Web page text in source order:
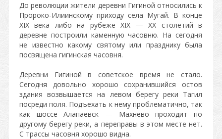
До революции жители деревни Гигиной относились к
Пророко-Илиинскому приходу села Мугай. В конце
XIX века либо на рубеже XIX — XX столетий в
деревне построили каменную часовню. На сегодня
не известно какому святому или празднику была
посвящена гигинская часовня.
Деревни Гигиной в советское время не стало.
Сегодня довольно хорошо сохранившийся остов
здания возвышается на левом берегу реки Тагил
посреди поля. Подъехать к нему проблематично, так
как шоссе Алапаевск — Махнево проходит по
другому берегу реки, а переправы в этом месте нет.
С трассы часовня хорошо видна.